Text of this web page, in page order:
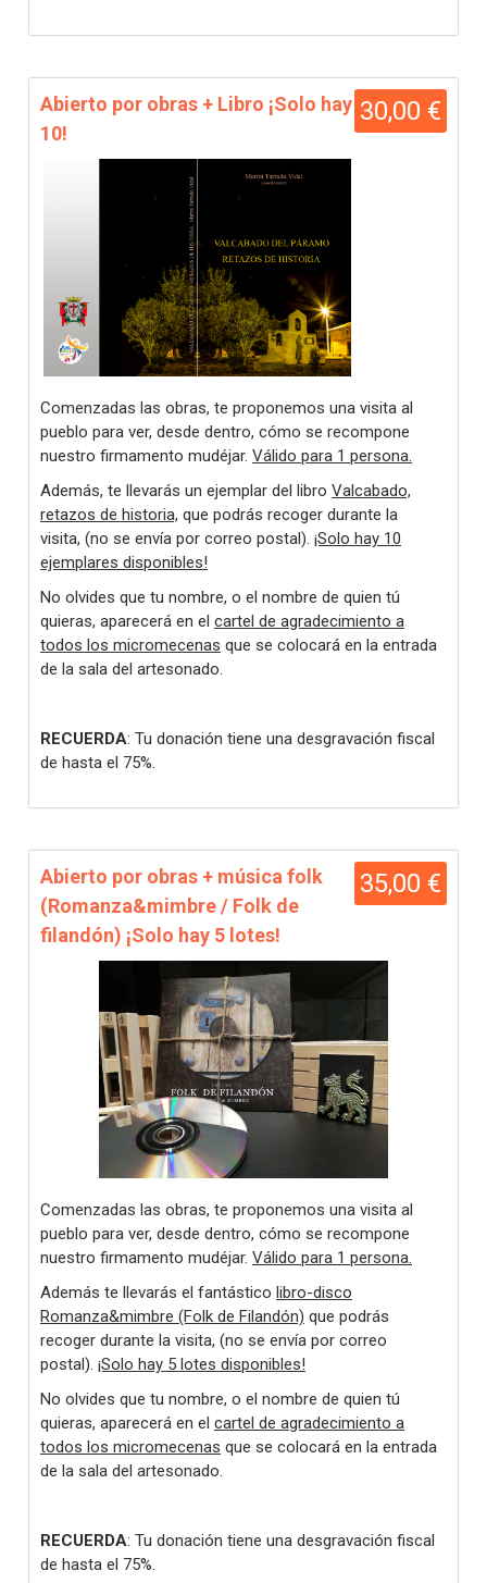
30,00 €
Abierto por obras + Libro ¡Solo hay
10!
Comenzadas las obras, te proponemos una visita al
pueblo para ver, desde dentro, cómo se recompone
nuestro firmamento mudéjar. Válido para 1 persona.
Además, te llevarás un ejemplar del libro Valcabado,
retazos de historia, que podrás recoger durante la
visita, (no se envía por correo postal). ¡Solo hay 10
ejemplares disponibles!
No olvides que tu nombre, o el nombre de quien tú
quieras, aparecerá en el cartel de agradecimiento a
todos los micromecenas que se colocará en la entrada
de la sala del artesonado.
RECUERDA: Tu donación tiene una desgravación fiscal
de hasta el 75%.
35,00 €
Abierto por obras + música folk
(Romanza&mimbre / Folk de
filandón) ¡Solo hay 5 lotes!
Comenzadas las obras, te proponemos una visita al
pueblo para ver, desde dentro, cómo se recompone
nuestro firmamento mudéjar. Válido para 1 persona.
Además te llevarás el fantástico libro-disco
Romanza&mimbre (Folk de Filandón) que podrás
recoger durante la visita, (no se envía por correo
postal). ¡Solo hay 5 lotes disponibles!
No olvides que tu nombre, o el nombre de quien tú
quieras, aparecerá en el cartel de agradecimiento a
todos los micromecenas que se colocará en la entrada
de la sala del artesonado.
RECUERDA: Tu donación tiene una desgravación fiscal
de hasta el 75%.